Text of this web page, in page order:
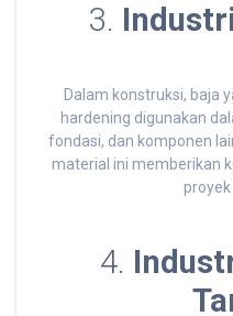
3.
Dalam konstruksi, baja
hardening digunakan
fondasi, dan komponen
material ini memberikan
proyek
4.